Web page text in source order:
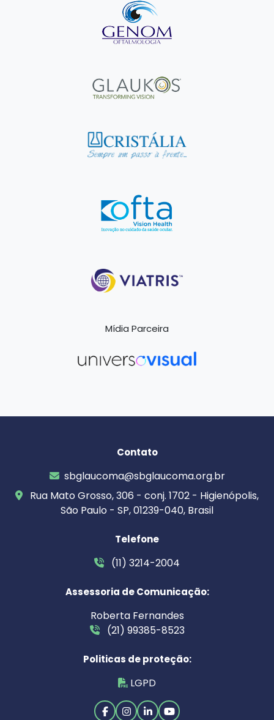
Mídia Parceira
Contato
sbglaucoma@sbglaucoma.org.br
Rua Mato Grosso, 306 - conj. 1702 - Higienópolis,
São Paulo - SP, 01239-040, Brasil
Telefone
(11) 3214-2004
Assessoria de Comunicação:
Roberta Fernandes
(21) 99385-8523
Politicas de proteção:
LGPD